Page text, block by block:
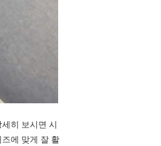
히 보시면 시
에 맞게 잘 활